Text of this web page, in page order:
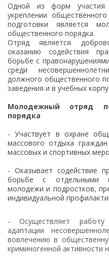
Одной из форм
укреплении
подготовки является
общественного порядка.
Отряд является
оказанию содействия
борьбе с
среди
должного общественного
заведения и в учебных
Молодежный отряд
порядка
- Участвует в охране
массового отдыха
массовых и спортивных
- Оказывает содействие
борьбе с отдельными
молодежи и подростков,
индивидуальной
- Осуществляет работу
адаптации
вовлечению в
криминогенной активности